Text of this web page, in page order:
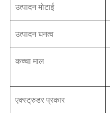
उत्पादन मोटाई
उत्पादन घनत्व
कच्चा माल
एक्स्ट्रुडर प्रकार